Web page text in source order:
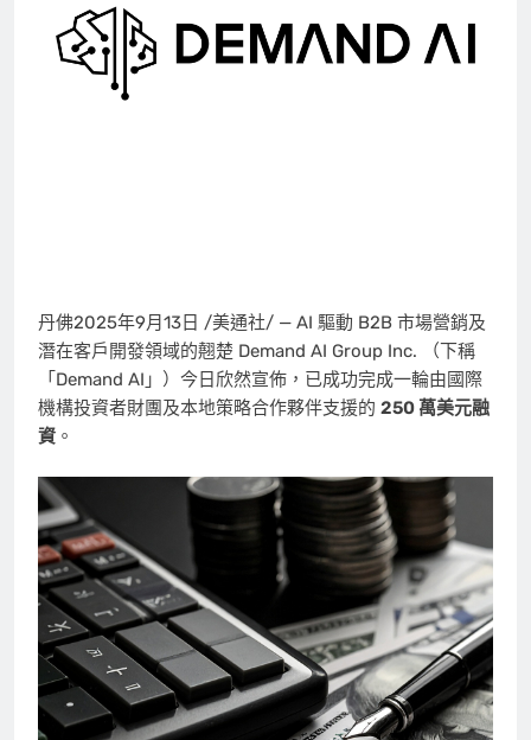
丹佛2025年9月13日 /美通社/ — AI 驅動 B2B 市場營銷及
潛在客戶開發領域的翹楚 Demand AI Group Inc. （下稱
「Demand AI」）今日欣然宣佈，已成功完成一輪由國際
機構投資者財團及本地策略合作夥伴支援的 250 萬美元融
資 。